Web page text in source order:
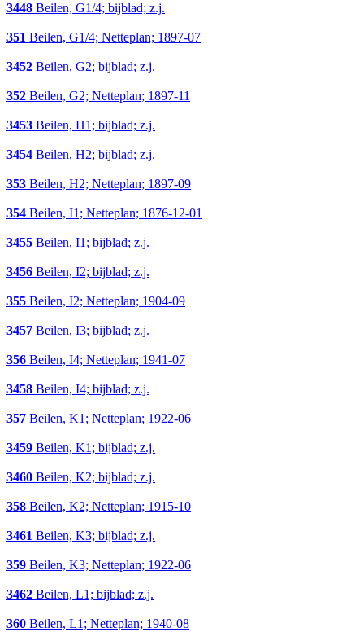
3448 Beilen, G1/4; bijblad; z.j.
351 Beilen, G1/4; Netteplan; 1897-07
3452 Beilen, G2; bijblad; z.j.
352 Beilen, G2; Netteplan; 1897-11
3453 Beilen, H1; bijblad; z.j.
3454 Beilen, H2; bijblad; z.j.
353 Beilen, H2; Netteplan; 1897-09
354 Beilen, I1; Netteplan; 1876-12-01
3455 Beilen, I1; bijblad; z.j.
3456 Beilen, I2; bijblad; z.j.
355 Beilen, I2; Netteplan; 1904-09
3457 Beilen, I3; bijblad; z.j.
356 Beilen, I4; Netteplan; 1941-07
3458 Beilen, I4; bijblad; z.j.
357 Beilen, K1; Netteplan; 1922-06
3459 Beilen, K1; bijblad; z.j.
3460 Beilen, K2; bijblad; z.j.
358 Beilen, K2; Netteplan; 1915-10
3461 Beilen, K3; bijblad; z.j.
359 Beilen, K3; Netteplan; 1922-06
3462 Beilen, L1; bijblad; z.j.
360 Beilen, L1; Netteplan; 1940-08